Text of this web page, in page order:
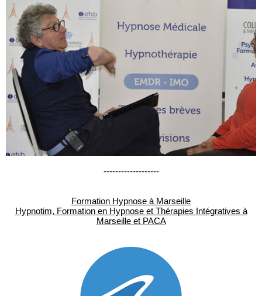
-------------------
Formation Hypnose à Marseille
Hypnotim, Formation en Hypnose et Thérapies Intégratives à
Marseille et PACA